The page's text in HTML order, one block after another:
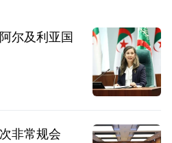
尔及利亚国
非常规会